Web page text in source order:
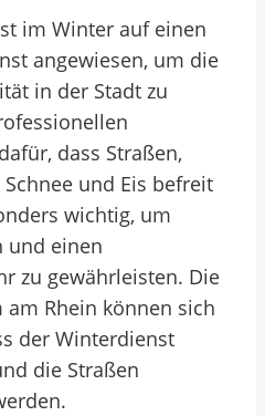
im Winter auf einen
angewiesen, um die
in der Stadt zu
dass Straßen,
und Eis befreit
wichtig, um
und einen
zu gewährleisten. Die
Rhein können sich
der Winterdienst
die Straßen